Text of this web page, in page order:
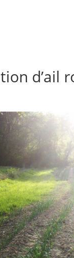
d’ail